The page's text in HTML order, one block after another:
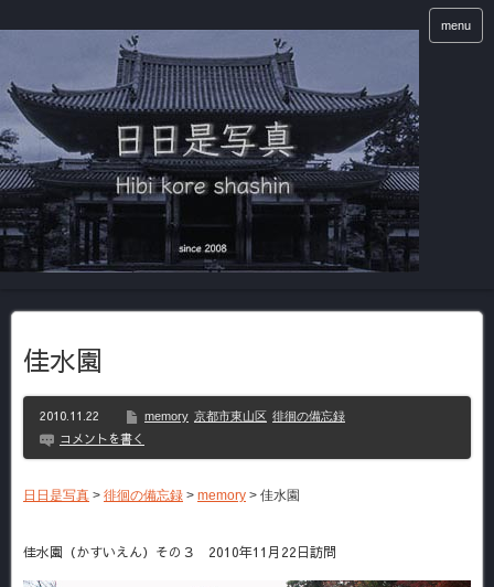
menu
佳水園
2010.11.22 memory 京都市東山区 徘徊の備忘録
コメントを書く
日日是写真 > 徘徊の備忘録 > memory > 佳水園
佳水園（かすいえん）その３ 2010年11月22日訪問